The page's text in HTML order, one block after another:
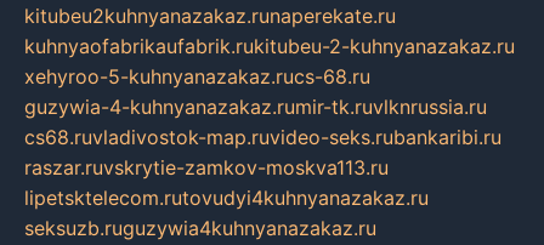
kitubeu2kuhnyanazakaz.runaperekate.ru
kuhnyaofabrikaufabrik.rukitubeu-2-kuhnyanazakaz.ru
xehyroo-5-kuhnyanazakaz.rucs-68.ru
guzywia-4-kuhnyanazakaz.rumir-tk.ruvlknrussia.ru
cs68.ruvladivostok-map.ruvideo-seks.rubankaribi.ru
raszar.ruvskrytie-zamkov-moskva113.ru
lipetsktelecom.rutovudyi4kuhnyanazakaz.ru
seksuzb.ruguzywia4kuhnyanazakaz.ru